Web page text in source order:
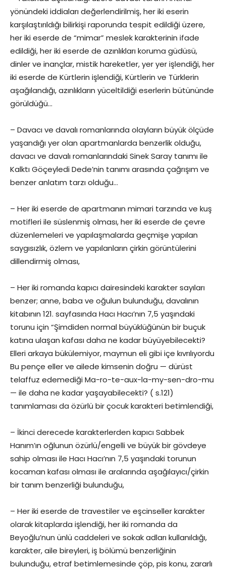
yönündeki iddiaları değerlendirilmiş, her iki eserin
karşılaştırıldığı bilirkişi raporunda tespit edildiği üzere,
her iki eserde de “mimar” meslek karakterinin ifade
edildiği, her iki eserde de azınlıkları koruma güdüsü,
dinler ve inançlar, mistik hareketler, yer yer işlendiği, her
iki eserde de Kürtlerin işlendiği, Kürtlerin ve Türklerin
aşağılandığı, azınlıkların yüceltildiği eserlerin bütününde
görüldüğü…
– Davacı ve davalı romanlarında olayların büyük ölçüde
yaşandığı yer olan apartmanlarda benzerlik olduğu,
davacı ve davalı romanlarındaki Sinek Saray tanımı ile
Kalktı Göçeyledi Dede’nin tanımı arasında çağrışım ve
benzer anlatım tarzı olduğu…
– Her iki eserde de apartmanın mimari tarzında ve kuş
motifleri ile süslenmiş olması, her iki eserde de çevre
düzenlemeleri ve yapılaşmalarda geçmişe yapılan
saygısızlık, özlem ve yapılanların çirkin görüntülerini
dillendirmiş olması,
– Her iki romanda kapıcı dairesindeki karakter sayıları
benzer; anne, baba ve oğulun bulunduğu, davalının
kitabının 121. sayfasında Hacı Hacı’nın 7,5 yaşındaki
torunu için “Şimdiden normal büyüklüğünün bir buçuk
katına ulaşan kafası daha ne kadar büyüyebilecekti?
Elleri arkaya bükülemiyor, maymun eli gibi içe kıvrılıyordu
Bu pençe eller ve ailede kimsenin doğru — dürüst
telaffuz edemediği Ma-ro-te-aux-la-my-sen-dro-mu
— ile daha ne kadar yaşayabilecekti? ( s.121)
tanımlaması da özürlü bir çocuk karakteri betimlendiği,
– İkinci derecede karakterlerden kapıcı Sabbek
Hanım’ın oğlunun özürlü/engelli ve büyük bir gövdeye
sahip olması ile Hacı Hacı’nın 7,5 yaşındaki torunun
kocaman kafası olması ile aralarında aşağılayıcı/çirkin
bir tanım benzerliği bulunduğu,
– Her iki eserde de travestiler ve eşcinseller karakter
olarak kitaplarda işlendiği, her iki romanda da
Beyoğlu’nun ünlü caddeleri ve sokak adları kullanıldığı,
karakter, aile bireyleri, iş bölümü benzerliğinin
bulunduğu, etraf betimlemesinde çöp, pis konu, zararlı